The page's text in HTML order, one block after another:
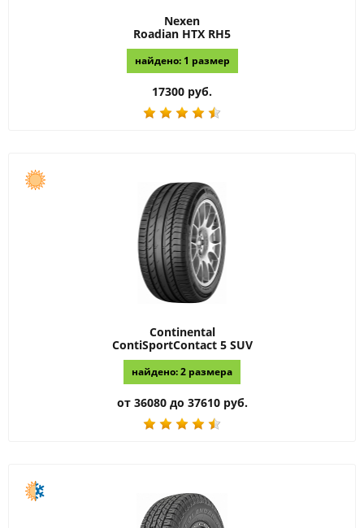
Nexen
Roadian HTX RH5
найдено: 1 размер
17300 руб.
Continental
ContiSportContact 5 SUV
найдено: 2 размера
от 36080 до 37610 руб.